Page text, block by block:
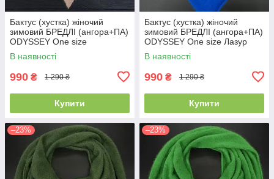
Бактус (хустка) жіночий
зимовий БРЕДЛІ (ангора+ПА)
ODYSSEY One size
Абрикосовий 12385
В наявності
990 ₴ 1 290 ₴
Купити
Бактус (хустка) жіночий
зимовий БРЕДЛІ (ангора+ПА)
ODYSSEY One size Лазур
14317
В наявності
990 ₴ 1 290 ₴
Купити
–23% –23%